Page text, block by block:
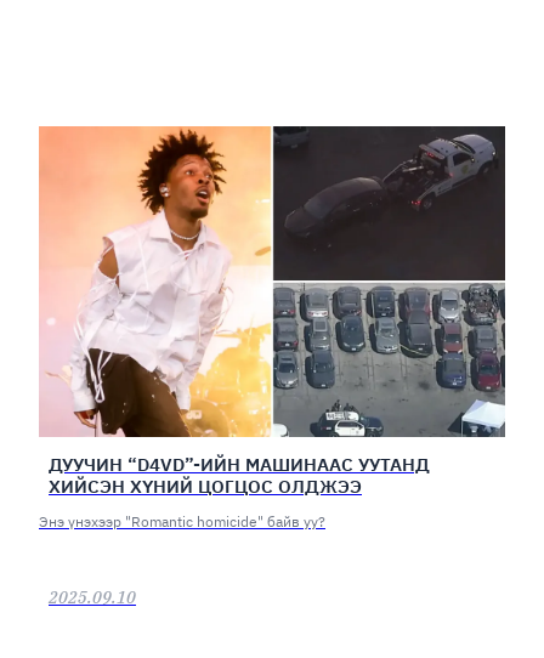
ДУУЧИН “D4VD”-ИЙН МАШИНААС УУТАНД
ХИЙСЭН ХҮНИЙ ЦОГЦОС ОЛДЖЭЭ
Энэ үнэхээр "Romantic homicide" байв уу?
2025.09.10